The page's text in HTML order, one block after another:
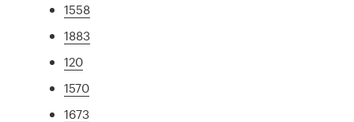
1558
1883
120
1570
1673